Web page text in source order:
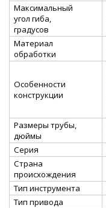
Максимальный
угол гиба,
градусов
Материал
обработки
Особенности
конструкции
Размеры трубы,
дюймы
Серия
Страна
происхождения
Тип инструмента
Тип привода